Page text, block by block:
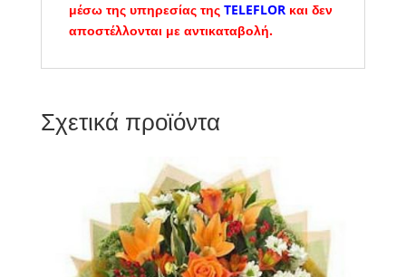
μέσω της υπηρεσίας της TELEFLORκαι δεν
αποστέλλονται με αντικαταβολή.
Σχετικά προϊόντα